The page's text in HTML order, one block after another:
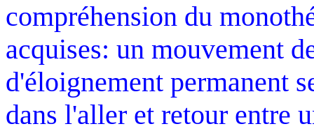
compréhension du
acquises: un mouvement
d'éloignement permanent
dans l'aller et retour entre